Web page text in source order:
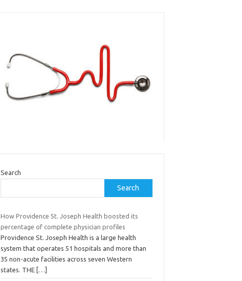
Search
Search
How Providence St. Joseph Health boosted its
percentage of complete physician profiles
Providence St. Joseph Health is a large health
system that operates 51 hospitals and more than
35 non-acute facilities across seven Western
states. THE […]